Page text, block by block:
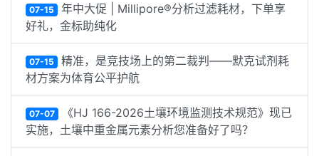
07-15 年中大促 | Millipore®分析过滤耗材，下单享
好礼，金标助纯化
07-15 精准，是竞技场上的第二裁判——默克试剂耗
材方案为体育公平护航
07-07 《HJ 166-2026土壤环境监测技术规范》现已
实施，土壤中重金属元素分析您准备好了吗？